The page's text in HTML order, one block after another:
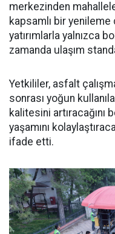
merkezinden
kapsamlı bir yenileme
yatırımlarla yalnızca
zamanda ulaşım
Yetkililer, asfalt
sonrası yoğun
kalitesini artıracağını
yaşamını
ifade etti.